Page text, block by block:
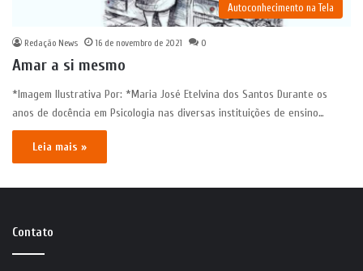
Autoconhecimento na Tela
Redação News 16 de novembro de 2021 0
Amar a si mesmo
*Imagem Ilustrativa Por: *Maria José Etelvina dos Santos Durante os
anos de docência em Psicologia nas diversas instituições de ensino…
Leia mais »
Contato